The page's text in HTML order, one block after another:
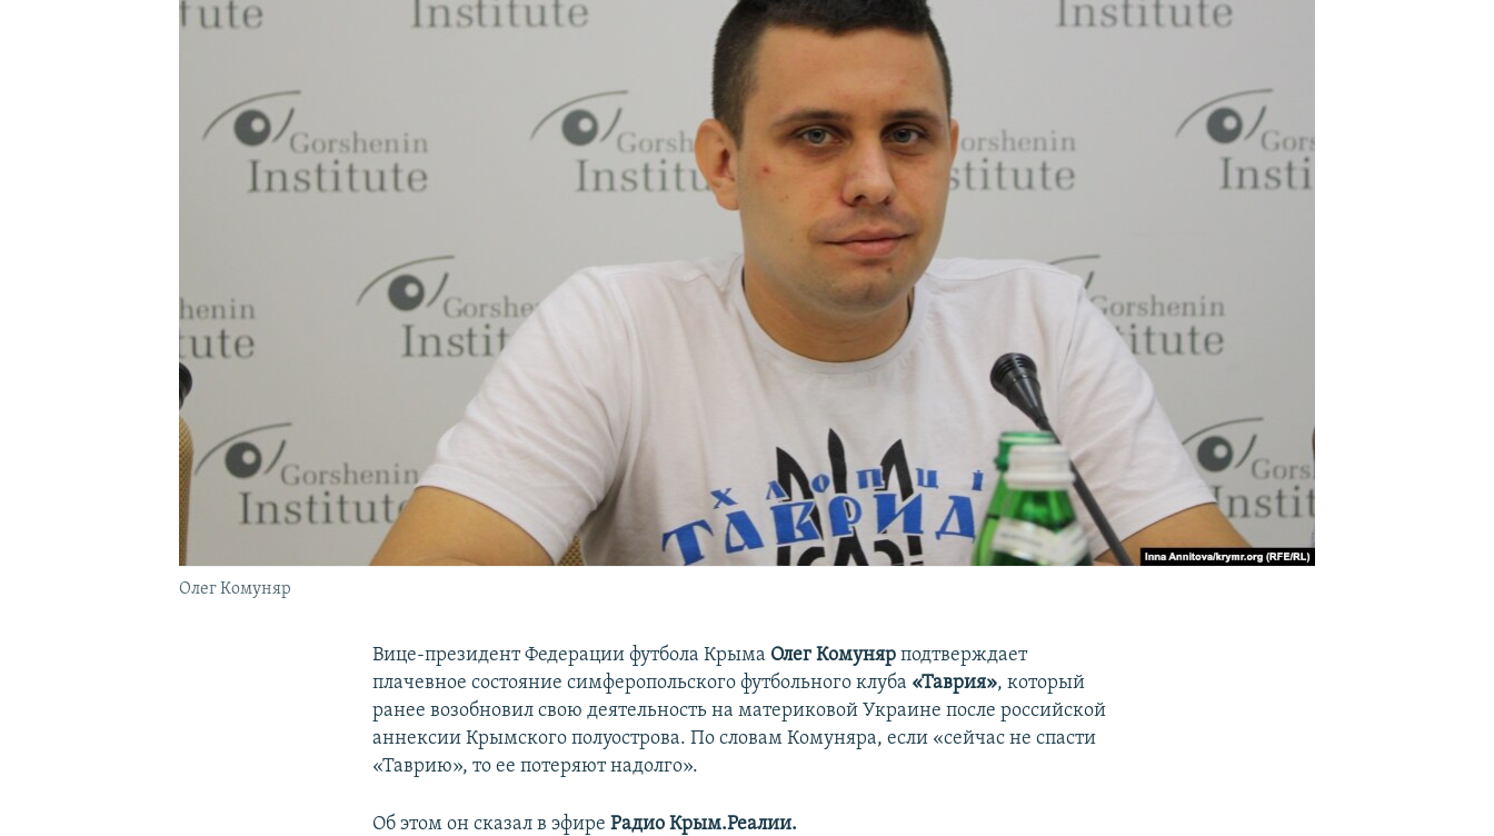
УКРАИНСКАЯ ПРОБЛЕМА КРЫМА
Олег Комуняр
Вице-президент Федерации футбола Крыма Олег Комунярподтверждает
плачевное состояние симферопольского футбольного клуба «Таврия», который
ранее возобновил свою деятельность на материковой Украине после российской
аннексии Крымского полуострова. По словам Комуняра, если «сейчас не спасти
«Таврию», то ее потеряют надолго».
Об этом он сказал в эфиреРадио Крым.Реалии.